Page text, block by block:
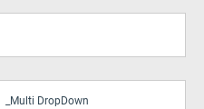
_Multi DropDown